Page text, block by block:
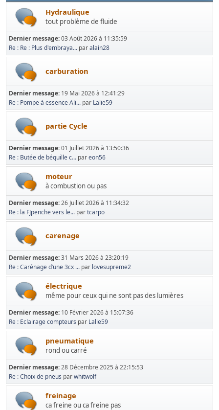
Hydraulique
tout problème de fluide
Dernier message:03 Août 2026 à 11:35:59
Re : Re : Plus d'embraya... paralain28
carburation
Dernier message: 19 Mai 2026 à 12:41:29
Re : Pompe à essence Ali... par Lalie59
partie Cycle
Dernier message:01 Juillet 2026 à 13:50:36
Re : Butée de béquille c... pareon56
moteur
à combustion ou pas
Dernier message:26 Juillet 2026 à 11:34:32
Re : la FJpenche vers le... partcarpo
carenage
Dernier message:31 Mars 2026 à 23:20:19
Re : Carénage d’une 3cx ... par lovesupreme2
électrique
même pour ceux qui ne sont pas des lumières
Dernier message: 10 Février 2026 à 15:07:36
Re : Eclairage compteurs par Lalie59
pneumatique
rond ou carré
Dernier message:28 Décembre 2025 à 22:15:53
Re : Choix de pneus parwhitwolf
freinage
ca freine ou ca freine pas